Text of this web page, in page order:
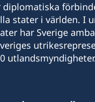
diplomatiska
stater i världen. I
har Sverige